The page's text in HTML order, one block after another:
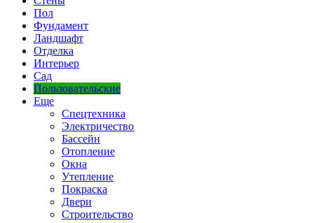
Пол
Фундамент
Ландшафт
Отделка
Интерьер
Сад
Пользовательские
Еще
Спецтехника
Электричество
Бассейн
Отопление
Окна
Утепление
Покраска
Двери
Строительство